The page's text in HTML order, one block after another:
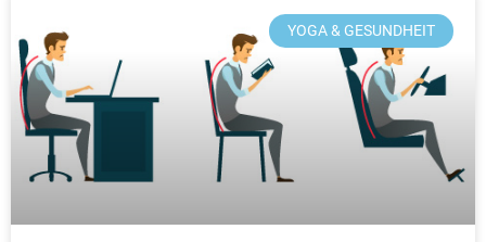
YOGA & GESUNDHEIT